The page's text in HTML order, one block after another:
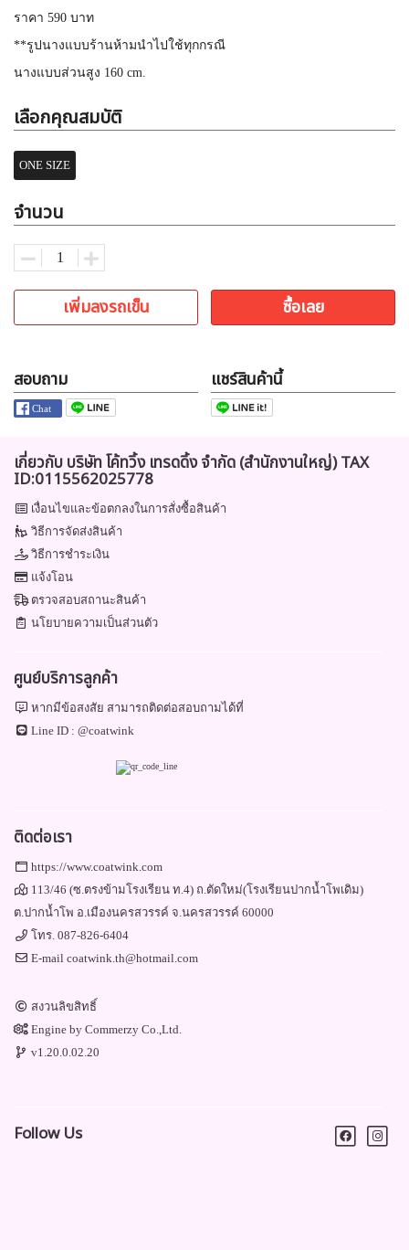
ราคา 590 บาท
**รูปนางแบบร้านห้ามนำไปใช้ทุกกรณี
นางแบบส่วนสูง 160 cm.
เลือกคุณสมบัติ
ONE SIZE
จำนวน
เพิ่มลงรถเข็น ซื้อเลย
สอบถาม แชร์สินค้านี้
เกี่ยวกับ บริษัท โค้ทวิ้ง เทรดดิ้ง จำกัด (สำนักงานใหญ่) TAX
ID:0115562025778
เงื่อนไขและข้อตกลงในการสั่งซื้อสินค้า
วิธีการจัดส่งสินค้า
วิธีการชำระเงิน
แจ้งโอน
ตรวจสอบสถานะสินค้า
นโยบายความเป็นส่วนตัว
ศูนย์บริการลูกค้า
หากมีข้อสงสัย สามารถติดต่อสอบถามได้ที่
Line ID :@coatwink
ติดต่อเรา
https://www.coatwink.com
113/46 (ซ.ตรงข้ามโรงเรียน ท.4) ถ.ตัดใหม่(โรงเรียนปากน้ำโพเดิม)
ต.ปากน้ำโพ อ.เมืองนครสวรรค์ จ.นครสวรรค์ 60000
โทร.087-826-6404
E-mailcoatwink.th@hotmail.com
สงวนลิขสิทธิ์
Engine byCommerzy Co.,Ltd.
v1.20.0.02.20
Follow Us